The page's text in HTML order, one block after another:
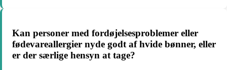
Kan personer med fordøjelsesproblemer eller
fødevareallergier nyde godt af hvide bønner, eller
er der særlige hensyn at tage?